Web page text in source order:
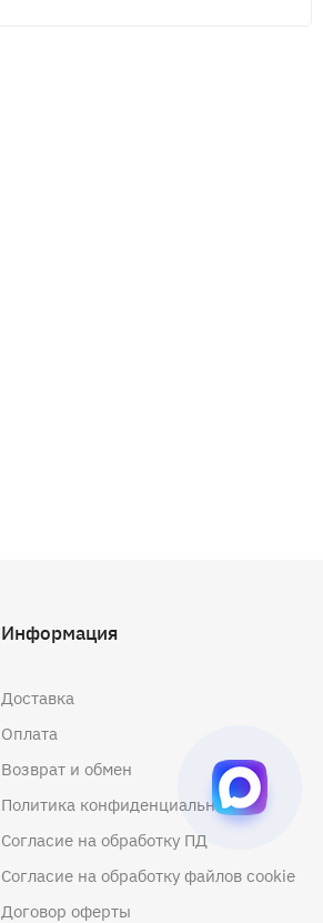
Информация
Доставка
Оплата
Возврат и обмен
Политика конфиденциальности
Согласие на обработку ПД
Согласие на обработку файлов cookie
Договор оферты